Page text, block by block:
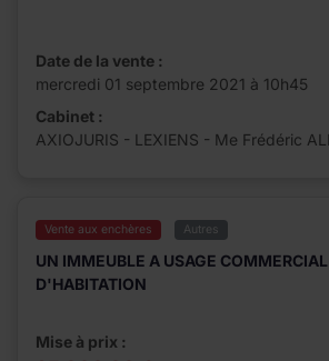
Date de la vente :
mercredi 01 septembre 2021 à 10h45
Cabinet :
AXIOJURIS - LEXIENS - Me Frédéric
Vente aux enchères Autres
UN IMMEUBLE A USAGE
D'HABITATION
Mise à prix :